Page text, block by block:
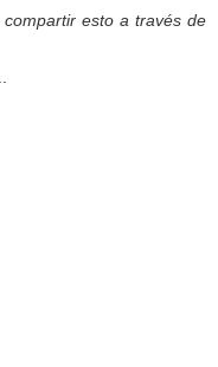
compartir esto a través de